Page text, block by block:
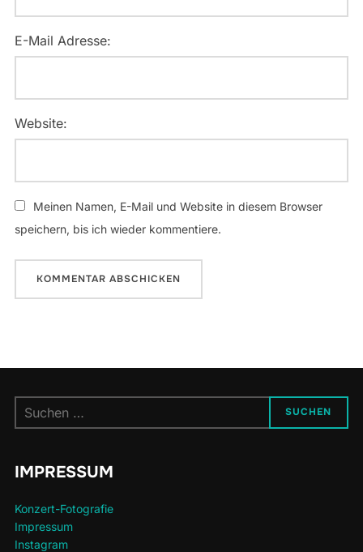
E-Mail Adresse:
Website:
Meinen Namen, E-Mail und Website in diesem Browser
speichern, bis ich wieder kommentiere.
nach:
SUCHEN
IMPRESSUM
Konzert-Fotografie
Impressum
Instagram